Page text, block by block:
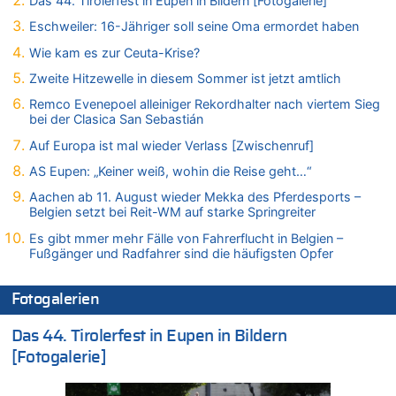
07.08.2026 - 14:35 von Vorfahrt zu
Tempolimit in 30er-Zonen – Untersuchung von Vias
07.08.2026 - 14:33 von Ostbelgien Direkt zu
Offiziell: Van Bommel wird Belgiens Nationaltrainer
07.08.2026 - 13:39 von alter weißer mann zu
Zurück an den Rhein: Hendrich wechselt zum 1. FC Köln
07.08.2026 - 13:39 von Ach zu
Belgien setzt bei Reit-WM auf starke Springreiter
Wasserstand des Rheins in NRW so niedrig wie noch nie
In Belgien missachten zwei von drei Autofahrern das
Tempolimit in 30er-Zonen – Untersuchung von Vias
07.08.2026 - 13:20 von JoKrings zu
In Belgien missachten zwei von drei Autofahrern das
Tempolimit in 30er-Zonen – Untersuchung von Vias
07.08.2026 - 13:04 von Kein Raser zu
Eschweiler: 16-Jähriger soll seine Oma ermordet haben
Wie kam es zur Ceuta-Krise?
Zweite Hitzewelle in diesem Sommer ist jetzt amtlich
Remco Evenepoel alleiniger Rekordhalter nach viertem Sieg
bei der Clasica San Sebastián
Auf Europa ist mal wieder Verlass [Zwischenruf]
AS Eupen: „Keiner weiß, wohin die Reise geht…“
Aachen ab 11. August wieder Mekka des Pferdesports –
Belgien setzt bei Reit-WM auf starke Springreiter
Es gibt mmer mehr Fälle von Fahrerflucht in Belgien –
Fußgänger und Radfahrer sind die häufigsten Opfer
Fotogalerien
Das 44. Tirolerfest in Eupen in Bildern
[Fotogalerie]